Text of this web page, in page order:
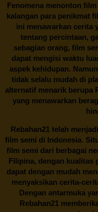
Fenomena menonton
kalangan para penikmat
ini menawarkan cerita
tentang percintaan,
sebagian orang, film
dapat mengisi waktu
aspek kehidupan.
tidak selalu mudah di
alternatif menarik berupa
yang menawarkan
Rebahan21telah
film semi di Indonesia.
film semi dari berbagai
Filipina, dengan kualitas
dapat dengan mudah
menyaksikan cerita-
Dengan antarmuka
Rebahan21